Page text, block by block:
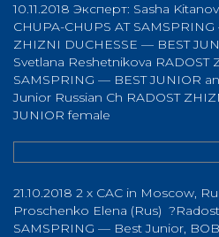
10.11.2018 Эксперт: Sasha
CHUPA-CHUPS AT
ZHIZNI DUCHESSE — BEST
Svetlana Reshetnikova RADOST
SAMSPRING — BEST JUNIOR
Junior Russian Ch RADOST
JUNIOR female
21.10.2018 2 х CAC in Moscow,
Proschenko Elena (Rus)
SAMSPRING — Best Junior,